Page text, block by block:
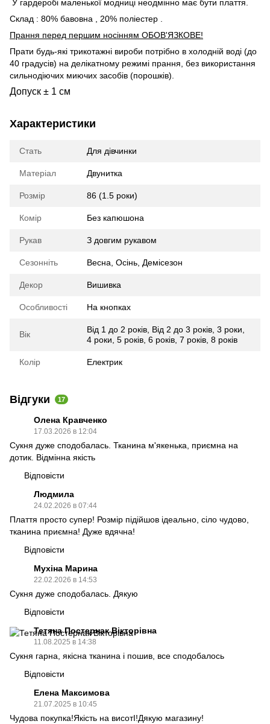
У гардеробі маленької модниці неодмінно має бути плаття.
Склад : 80% бавовна , 20% поліестер .
Прання перед першим носінням ОБОВ'ЯЗКОВЕ!
Прати будь-які трикотажні вироби потрібно в холодній воді (до
40 градусів) на делікатному режимі прання, без використання
сильнодіючих миючих засобів (порошків).
Допуск ± 1 см
Характеристики
Стать Для дівчинки
Матеріал Двунитка
Розмір 86 (1.5 роки)
Комір Без капюшона
Рукав З довгим рукавом
Сезонніть Весна Осінь Демісезон
Декор Вишивка
Особливості На кнопках
Вік Від 1 до 2 років Від 2 до 3 років 3 роки
4 роки 5 років 6 років 7 років 8 років
Колір Електрик
Відгуки 17
Олена Кравченко
17.03.2026 в 12:04
Сукня дуже сподобалась. Тканина м'якенька, приємна на
дотик. Відмінна якість
Відповісти
Людмила
24.02.2026 в 07:44
Плаття просто супер! Розмір підійшов ідеально, сіло чудово,
тканина приємна! Дуже вдячна!
Відповісти
Мухіна Марина
22.02.2026 в 14:53
Сукня дуже сподобалась. Дякую
Відповісти
Тетяна Постернак Вікторівна
11.08.2025 в 14:38
Сукня гарна, якісна тканина і пошив, все сподобалось
Відповісти
Елена Максимова
21.07.2025 в 10:45
Чудова покупка!Якiсть на висотI!Дякую магазину!